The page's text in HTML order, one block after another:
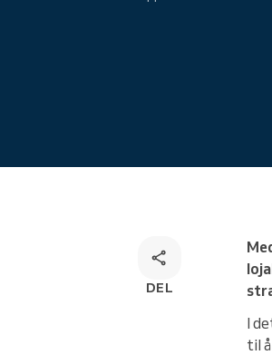
DEL
I
til